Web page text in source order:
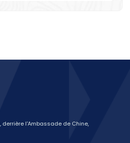
derrière l'Ambassade de Chine,